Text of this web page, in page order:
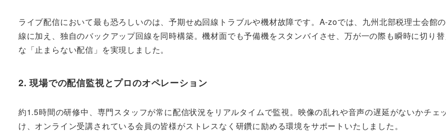
ライブ配信において最も恐ろしいのは、予期せぬ回線トラブルや機材故障です。A-zoでは、九州北部税理士会館
線に加え、独自のバックアップ回線を同時構築。機材面でも予備機をスタンバイさせ、万が一の際も瞬時に切り
な「止まらない配信」を実現しました。
2. 現場での配信監視とプロのオペレーション
約1.5時間の研修中、専門スタッフが常に配信状況をリアルタイムで監視。映像の乱れや音声の遅延がないかチェ
け、オンライン受講されている会員の皆様がストレスなく研鑽に励める環境をサポートいたしました。